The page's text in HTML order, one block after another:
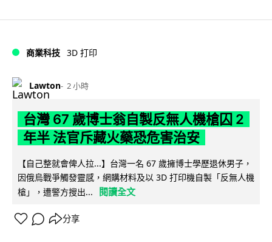
商業科技 3D 打印
Lawton 2 小時
台灣 67 歲博士翁自製反無人機槍囚 2
年半 法官斥藏火藥恐危害治安
【自己整就會俾人拉...】台灣一名 67 歲擁博士學歷退休男子，
因俄烏戰爭觸發靈感，網購材料及以 3D 打印機自製「反無人機
槍」，遭警方搜出...
閱讀全文
分享